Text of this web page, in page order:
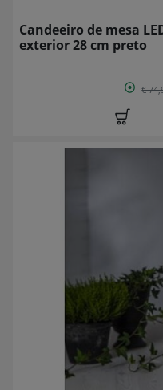
Candeeiro de mesa
exterior 28 cm preto
€